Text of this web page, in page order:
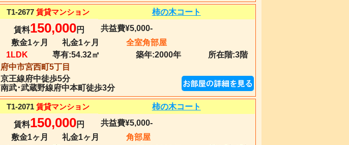
T1-2677 賃貸マンション 柿の木コート
賃料150,000円
共益費¥5,000-
敷金1ヶ月
礼金1ヶ月
全室角部屋
1LDK
専有:54.32㎡ 築年:2000年
所在階:3階
府中市宮西町5丁目
京王線府中徒歩5分
南武･武蔵野線府中本町徒歩3分
T1-2071 賃貸マンション 柿の木コート
賃料150,000円
共益費¥5,000-
敷金1ヶ月
礼金1ヶ月
角部屋